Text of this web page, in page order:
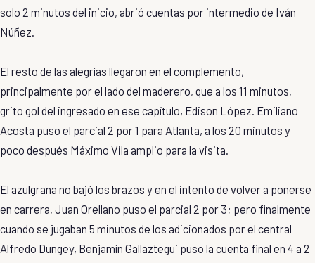
solo 2 minutos del inicio, abrió cuentas por intermedio de Iván
Núñez.
El resto de las alegrías llegaron en el complemento,
principalmente por el lado del maderero, que a los 11 minutos,
grito gol del ingresado en ese capítulo, Edison López. Emiliano
Acosta puso el parcial 2 por 1 para Atlanta, a los 20 minutos y
poco después Máximo Vila amplio para la visita.
El azulgrana no bajó los brazos y en el intento de volver a ponerse
en carrera, Juan Orellano puso el parcial 2 por 3; pero finalmente
cuando se jugaban 5 minutos de los adicionados por el central
Alfredo Dungey, Benjamín Gallaztegui puso la cuenta final en 4 a 2